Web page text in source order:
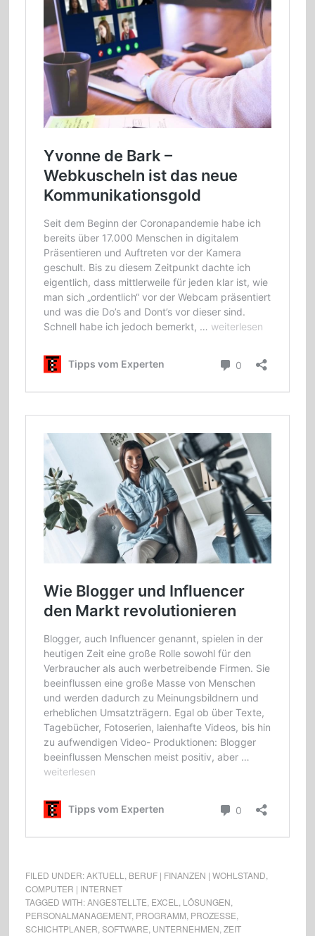
FILED UNDER:AKTUELL BERUF | FINANZEN | WOHLSTAND
COMPUTER | INTERNET
TAGGED WITH:ANGESTELLTE EXCEL LÖSUNGEN
PERSONALMANAGEMENT, PROGRAMM PROZESSE
SCHICHTPLANER SOFTWARE UNTERNEHMEN ZEIT